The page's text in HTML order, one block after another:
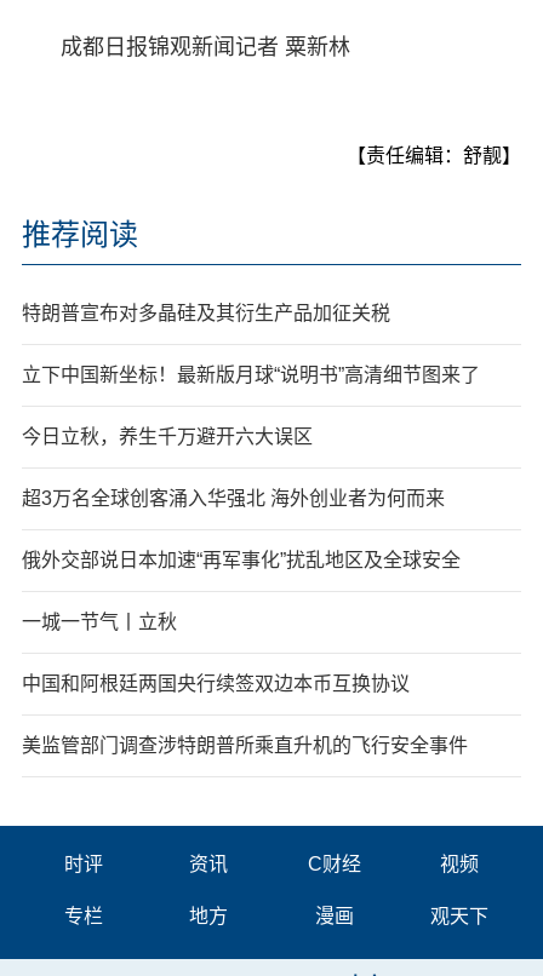
成都日报锦观新闻记者 粟新林
【责任编辑：舒靓】
推荐阅读
特朗普宣布对多晶硅及其衍生产品加征关税
立下中国新坐标！最新版月球“说明书”高清细节图来了
今日立秋，养生千万避开六大误区
超3万名全球创客涌入华强北 海外创业者为何而来
俄外交部说日本加速“再军事化”扰乱地区及全球安全
一城一节气丨立秋
中国和阿根廷两国央行续签双边本币互换协议
美监管部门调查涉特朗普所乘直升机的飞行安全事件
时评 资讯 C财经 视频
专栏 地方 漫画 观天下